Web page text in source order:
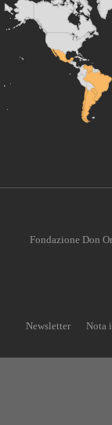
Fondazione Don
Newsletter Nota